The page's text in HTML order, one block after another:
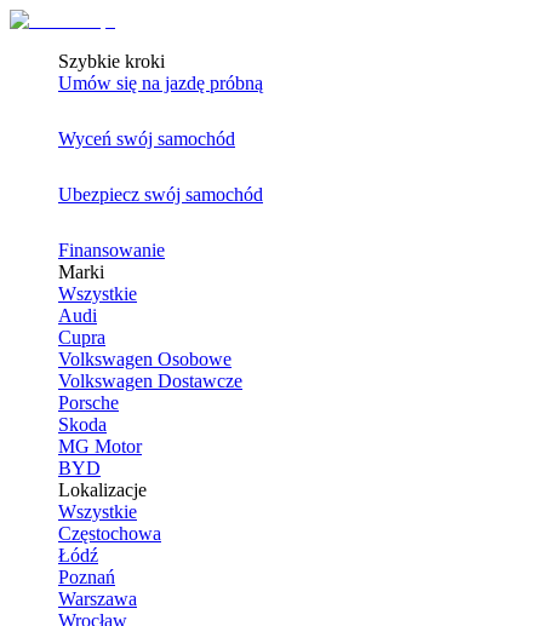
Szybkie kroki
Umów się na jazdę próbną
Wyceń swój samochód
Ubezpiecz swój samochód
Finansowanie
Marki
Wszystkie
Audi
Cupra
Volkswagen Osobowe
Volkswagen Dostawcze
Porsche
Skoda
MG Motor
BYD
Lokalizacje
Wszystkie
Częstochowa
Łódź
Poznań
Warszawa
Wrocław